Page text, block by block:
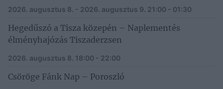
2026. augusztus 8. - 2026. augusztus 9. 21:00 - 01:30
Hegedűszó a Tisza közepén – Naplementés
élményhajózás Tiszaderzsen
2026. augusztus 8. 18:00 - 22:00
Csöröge Fánk Nap – Poroszló